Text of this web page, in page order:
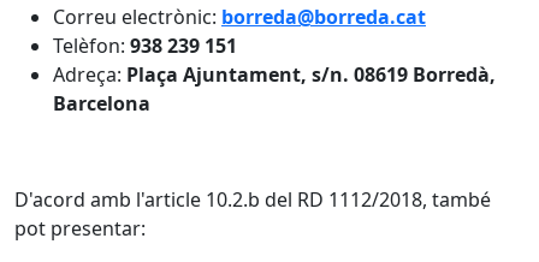
Correu electrònic: borreda@borreda.cat
Telèfon: 938 239 151
Adreça: Plaça Ajuntament, s/n. 08619 Borredà,
Barcelona
D'acord amb l'article 10.2.b del RD 1112/2018, també
pot presentar: